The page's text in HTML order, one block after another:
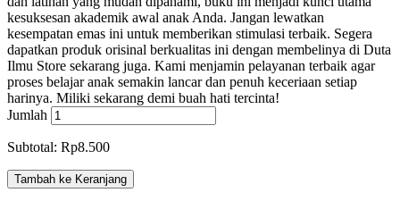
kesuksesan akademik awal anak Anda. Jangan lewatkan
kesempatan emas ini untuk memberikan stimulasi terbaik. Segera
dapatkan produk orisinal berkualitas ini dengan membelinya di Duta
Ilmu Store sekarang juga. Kami menjamin pelayanan terbaik agar
proses belajar anak semakin lancar dan penuh keceriaan setiap
harinya. Miliki sekarang demi buah hati tercinta!
Jumlah
Subtotal: Rp8.500
Tambah ke Keranjang